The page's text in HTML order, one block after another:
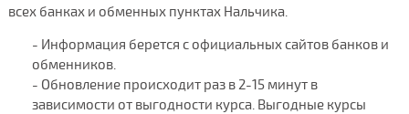
всех банках и обменных пунктах Нальчика.
- Информация берется с официальных сайтов банков и
обменников.
- Обновление происходит раз в 2-15 минут в
зависимости от выгодности курса. Выгодные курсы